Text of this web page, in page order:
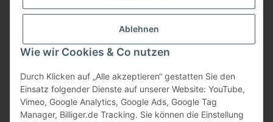
Ablehnen
Wie wir Cookies & Co nutzen
Durch Klicken auf „Alle akzeptieren“ gestatten Sie den
Einsatz folgender Dienste auf unserer Website: YouTube,
Vimeo, Google Analytics, Google Ads, Google Tag
Manager, Billiger.de Tracking. Sie können die Einstellung
Bezahlung